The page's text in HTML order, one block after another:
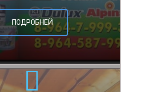
ПОДРОБНЕЙ